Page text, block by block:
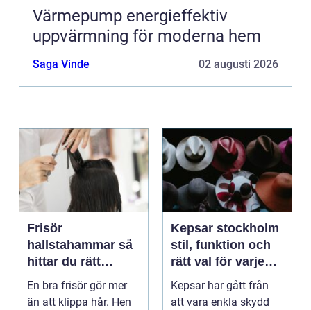
Värmepump energieffektiv
uppvärmning för moderna hem
Saga Vinde 02 augusti 2026
Frisör
hallstahammar så
hittar du rätt
salong för stil,
kvalitet och känsla
En bra frisör gör mer
än att klippa hår. Hen
Kepsar stockholm
stil, funktion och
rätt val för varje
huvud
Kepsar har gått från
att vara enkla skydd